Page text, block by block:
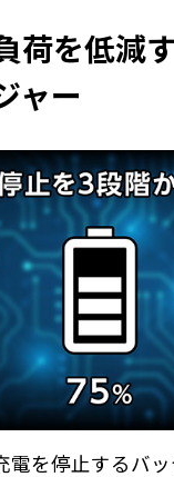
荷を低減
ャー
電を停止するバ